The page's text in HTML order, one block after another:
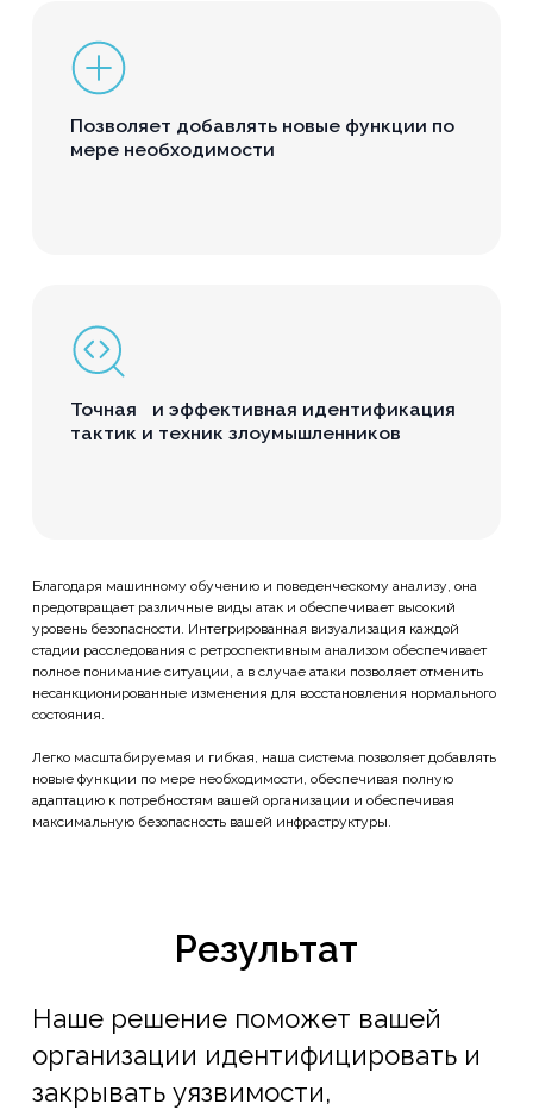
Позволяет добавлять новые функции по
мере необходимости
Точная и эффективная идентификация
тактик и техник злоумышленников
Благодаря машинному обучению и поведенческому анализу, она
предотвращает различные виды атак и обеспечивает высокий
уровень безопасности. Интегрированная визуализация каждой
стадии расследования с ретроспективным анализом обеспечивает
полное понимание ситуации, а в случае атаки позволяет отменить
несанкционированные изменения для восстановления нормального
состояния.
Легко масштабируемая и гибкая, наша система позволяет добавлять
новые функции по мере необходимости, обеспечивая полную
адаптацию к потребностям вашей организации и обеспечивая
максимальную безопасность вашей инфраструктуры.
Результат
Наше решение поможет вашей
организации идентифицировать и
закрывать уязвимости,